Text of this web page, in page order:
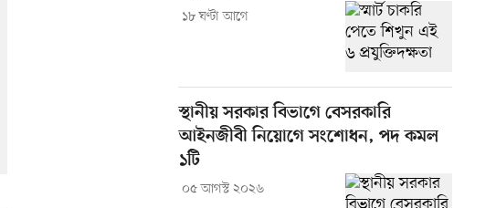
১৮ ঘণ্টা আগে
স্থানীয় সরকার বিভাগে বেসরকারি
আইনজীবী নিয়োগে সংশোধন, পদ কমল
১টি
০৫ আগস্ট ২০২৬